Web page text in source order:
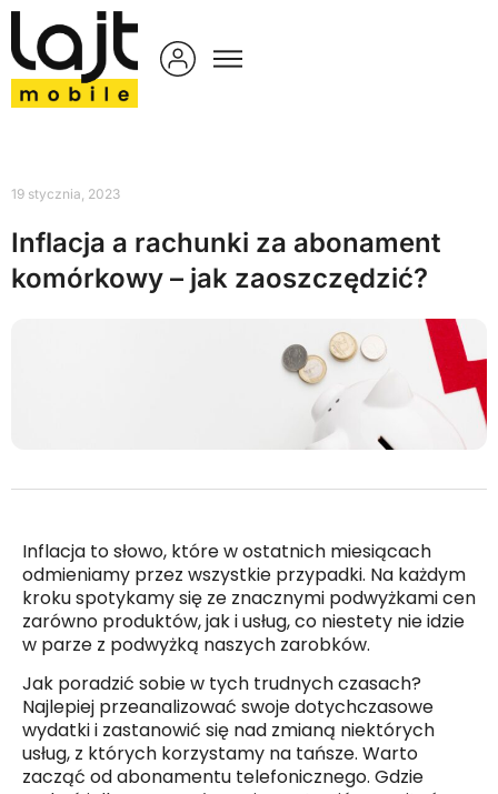
19 stycznia, 2023
Inflacja a rachunki za abonament
komórkowy – jak zaoszczędzić?
Inflacja to słowo, które w ostatnich miesiącach
odmieniamy przez wszystkie przypadki. Na każdym
kroku spotykamy się ze znacznymi podwyżkami cen
zarówno produktów, jak i usług, co niestety nie idzie
w parze z podwyżką naszych zarobków.
Jak poradzić sobie w tych trudnych czasach?
Najlepiej przeanalizować swoje dotychczasowe
wydatki i zastanowić się nad zmianą niektórych
usług, z których korzystamy na tańsze. Warto
zacząć od abonamentu telefonicznego. Gdzie